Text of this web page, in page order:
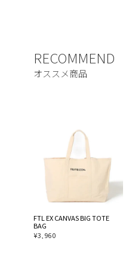
FTL EX CANVAS BIG TOTE
BAG
¥3,960